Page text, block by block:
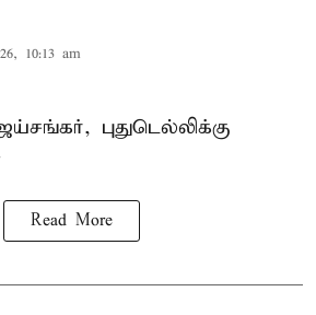
10:13 am
, புதுடெல்லிக்கு
Read More